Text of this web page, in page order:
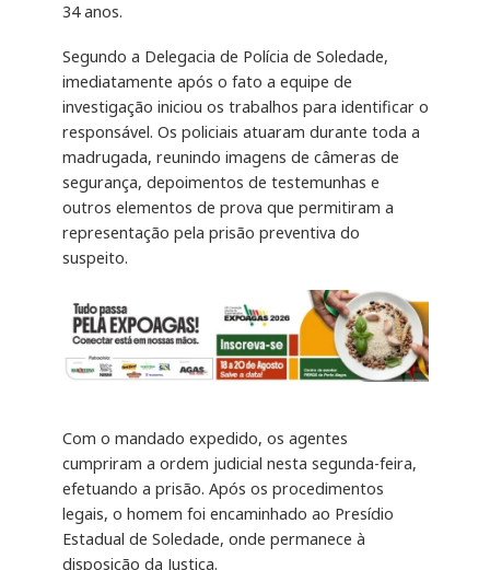
34 anos.
Segundo a Delegacia de Polícia de Soledade,
imediatamente após o fato a equipe de
investigação iniciou os trabalhos para identificar o
responsável. Os policiais atuaram durante toda a
madrugada, reunindo imagens de câmeras de
segurança, depoimentos de testemunhas e
outros elementos de prova que permitiram a
representação pela prisão preventiva do
suspeito.
Com o mandado expedido, os agentes
cumpriram a ordem judicial nesta segunda-feira,
efetuando a prisão. Após os procedimentos
legais, o homem foi encaminhado ao Presídio
Estadual de Soledade, onde permanece à
disposição da Justiça.